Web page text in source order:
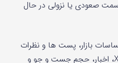
سمت صعودی یا نزولی در حال
بازار، پست ها و نظرات
در شبکه های اجتماعی مانند X، اخبار، حجم جست و جو و